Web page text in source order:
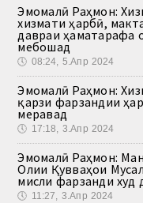
Эмомалӣ Раҳмон:
хизмати ҳарбӣ,
давраи ҳаматарафа
мебошад
🕔 08:24, 5.Апр 2024
Эмомалӣ Раҳмон:
қарзи фарзандии
меравад
🕔 17:18, 3.Апр 2024
Эмомалӣ Раҳмон:
Олии Қувваҳои
мисли фарзанди худ
🕔 11:27, 3.Апр 2024